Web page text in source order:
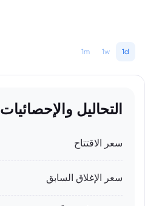
1d
1w
1m
التحاليل والإحصائيات
سعر الاقتتاح
سعر الإغلاق السابق